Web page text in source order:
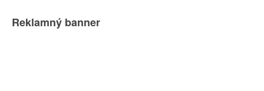
Reklamný banner